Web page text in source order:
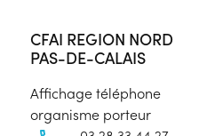
CFAI REGION NORD
PAS-DE-CALAIS
Affichage téléphone
organisme porteur